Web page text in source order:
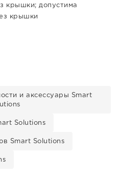
крышки; допустима
крышки
и аксессуары Smart
Solutions
Smart Solutions